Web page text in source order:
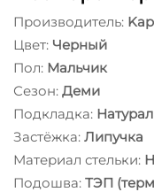
Производитель:
Цвет: Черный
Пол: Мальчик
Сезон: Деми
Подкладка:
Застёжка: Липучка
Материал стельки:
Подошва: ТЭП